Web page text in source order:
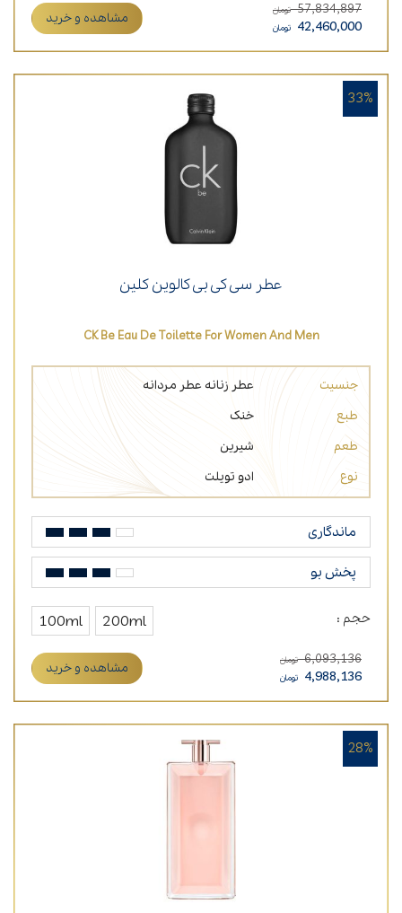
57,834,897 تومان
42,460,000 تومان
مشاهده و خرید
عطر سی کی بی کالوین کلین
CK Be Eau De Toilette For Women And Men
جنسیت عطر زنانه عطر مردانه
طبع
خنک
طعم
شیرین
نوع
ادو تویلت
ماندگاری
پخش بو
حجم : 200ml
100ml
6,093,136 تومان
4,988,136 تومان
مشاهده و خرید
33%
28%